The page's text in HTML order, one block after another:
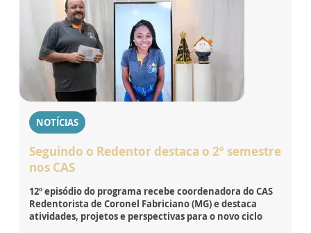
NOTÍCIAS
Seguindo o Redentor destaca o 2º semestre
nos CAS
12º episódio do programa recebe coordenadora do CAS
Redentorista de Coronel Fabriciano (MG) e destaca
atividades, projetos e perspectivas para o novo ciclo